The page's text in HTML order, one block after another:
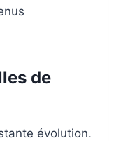
de
évolution.